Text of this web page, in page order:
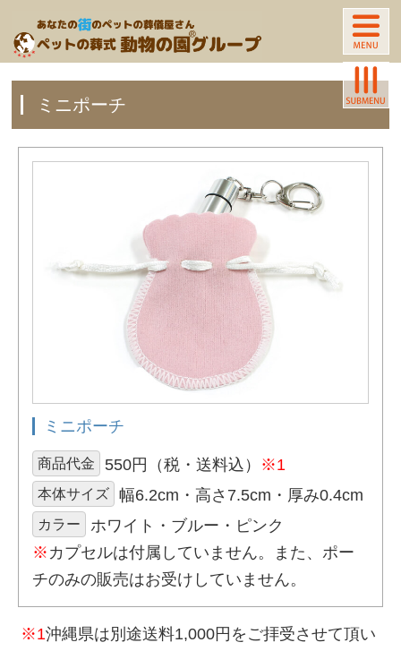
ミニポーチ
ミニポーチ
商品代金 550円（税・送料込） ※1
本体サイズ 幅6.2cm・高さ7.5cm・厚み0.4cm
カラー
ホワイト・ブルー・ピンク
※ カプセルは付属していません。また、ポー
チのみの販売はお受けしていません。
※1沖縄県は別途送料1,000円をご拝受させて頂い